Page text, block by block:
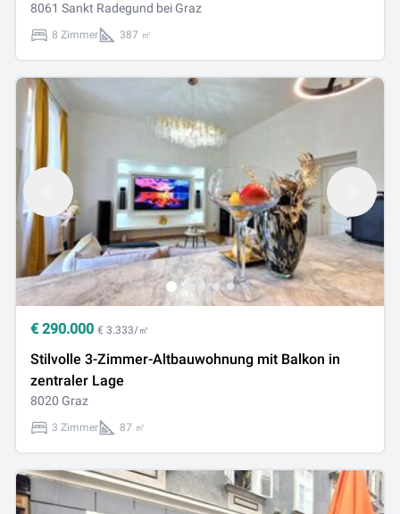
8061 Sankt Radegund bei Graz
8 Zimmer 387 ㎡
€ 290.000 € 3.333/㎡
Stilvolle 3-Zimmer-Altbauwohnung mit Balkon in
zentraler Lage
8020 Graz
3 Zimmer 87 ㎡